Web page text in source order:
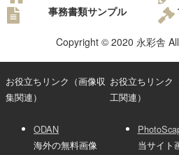
事務書類サンプル
Copyright © 2020 永彩舎
お役立ちリンク（画像収
集関連）
ODAN
海外の無料画像
お役立ちリンク
工関連）
当サイト